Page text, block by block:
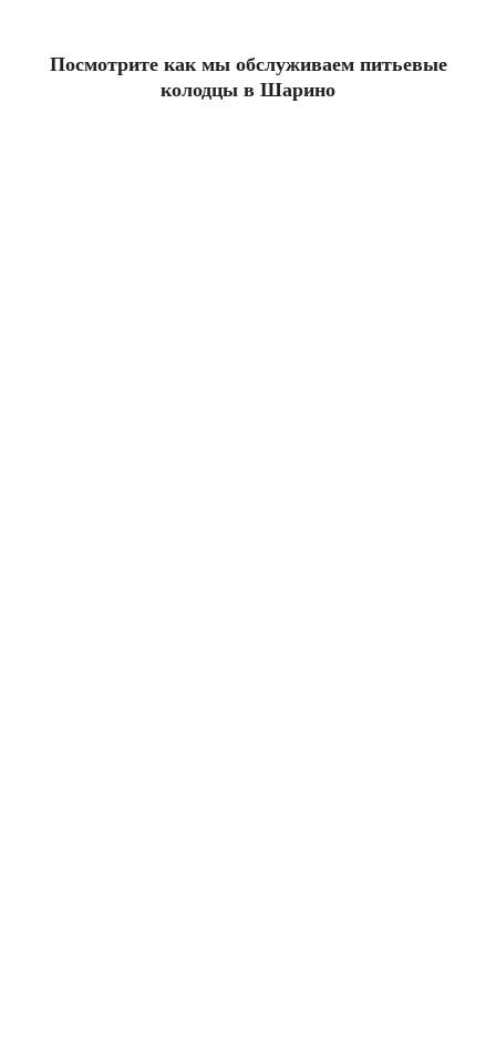
Посмотрите как мы обслуживаем питьевые
колодцы в Шарино